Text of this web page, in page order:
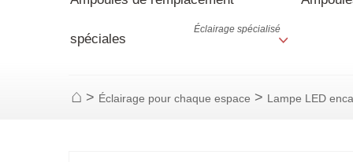
spéciales
Éclairage spécialisé
Page d'accueil
> Éclairage pour chaque espace > Lampe LED